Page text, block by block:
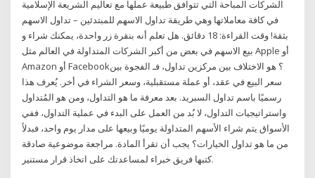
الشركات المباحة التي تتوافق طبيعة عملها مع تعاليم الشريعة الإسلامية
في كافة معاملاتها وهي طريقة تداول الاسهم للمبتدئين – تداول الاسهم
بثقة! وقت القراءة: 18 دقائق. هل تعلم أنه بنقرة زر واحدة، يمكنك شراء و
بيع الاسهم في بعض من أكبر الشركات المتداولة في العالم مثل Apple أو
Amazon أو Facebook؟ هو الاختلاف بين مركزين تداول، فـ الفجوة بين
سعر البيع في عقد، أو عملة مستقبلية، وسعر الشراء في أخر. يُعرف هذا
رسميًا باسم تداول السبريد. بعد معرفة ما هو التداول، ومن هو المُتداول
واستراتيجيات التداول، لا بُد من العمل على البدء في عملية التداول، ففي
الأسواق يتم شراء الأسهم المتداولة يوميًا وبيعها على مدار يوم واحد، فبدلاً
من ما هو تداول الخيارات؟ يجب أن تقرأ المادة. ️مراجعة موضوعية صادقة
كتبها فريق خبراء لمساعدتك على اتخاذ قرار مستنير.